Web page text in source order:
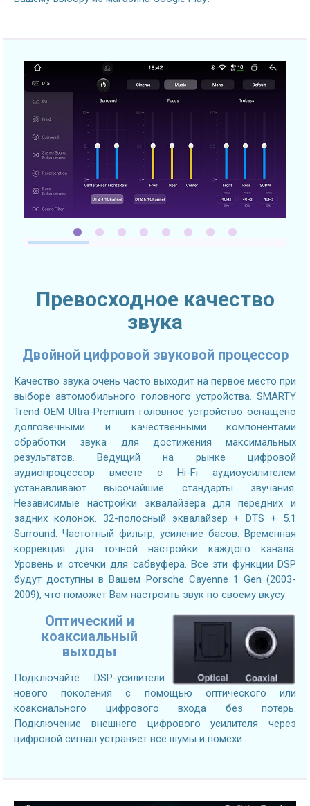
Превосходное качество
звука
Двойной цифровой звуковой процессор
Качество звука очень часто выходит на первое место при
выборе автомобильного головного устройства. SMARTY
Trend OEM Ultra-Premium головное устройство оснащено
долговечными и качественными компонентами
обработки звука для достижения максимальных
результатов. Ведущий на рынке цифровой
аудиопроцессор вместе с Hi-Fi аудиоусилителем
устанавливают высочайшие стандарты звучания.
Независимые настройки эквалайзера для передних и
задних колонок. 32-полосный эквалайзер + DTS + 5.1
Surround. Частотный фильтр, усиление басов. Временная
коррекция для точной настройки каждого канала.
Уровень и отсечки для сабвуфера. Все эти функции DSP
будут доступны в Вашем Porsche Cayenne 1 Gen (2003-
2009), что поможет Вам настроить звук по своему вкусу.
Оптический и
коаксиальный
выходы
Подключайте DSP-усилители
нового поколения с помощью оптического или
коаксиального цифрового входа без потерь.
Подключение внешнего цифрового усилителя через
цифровой сигнал устраняет все шумы и помехи.